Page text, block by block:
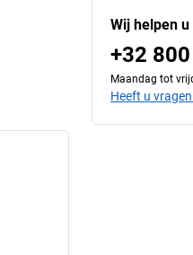
Wij helpen
+32
Maandag tot
Heeft u